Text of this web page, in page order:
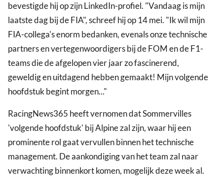
bevestigde hij op zijn LinkedIn-profiel. "Vandaag is mijn
laatste dag bij de FIA", schreef hij op 14 mei. "Ik wil mijn
FIA-collega's enorm bedanken, evenals onze technische
partners en vertegenwoordigers bij de FOM en de F1-
teams die de afgelopen vier jaar zo fascinerend,
geweldig en uitdagend hebben gemaakt! Mijn volgende
hoofdstuk begint morgen..."
RacingNews365 heeft vernomen dat Sommervilles
'volgende hoofdstuk' bij Alpine zal zijn, waar hij een
prominente rol gaat vervullen binnen het technische
management. De aankondiging van het team zal naar
verwachting binnenkort komen, mogelijk deze week al.